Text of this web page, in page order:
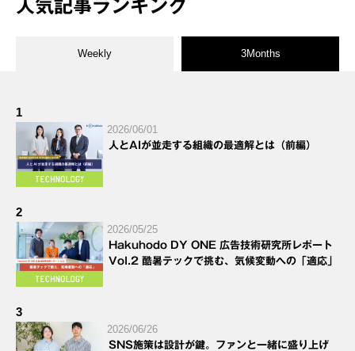
人気記事ランキング
Weekly 3Months
1
2026/06/01
人とAIが並走する組織の最適解とは（前編）
2
2026/05/25
Hakuhodo DY ONE 広告技術研究所レポート
Vol.2 酷暑テックで挑む、気候変動への「適応」
3
2026/06/26
SNS施策は設計が鍵。ファンと一緒に盛り上げ